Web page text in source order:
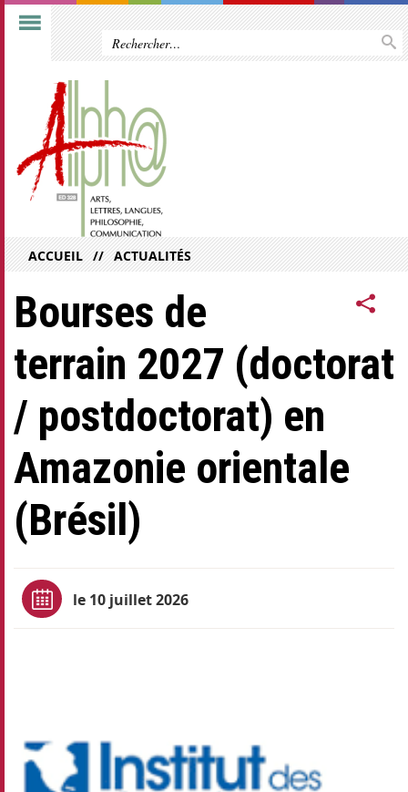
ACCUEIL ACTUALITÉS
Bourses de
terrain 2027 (doctorat
/ postdoctorat) en
Amazonie orientale
(Brésil)
le 10 juillet 2026